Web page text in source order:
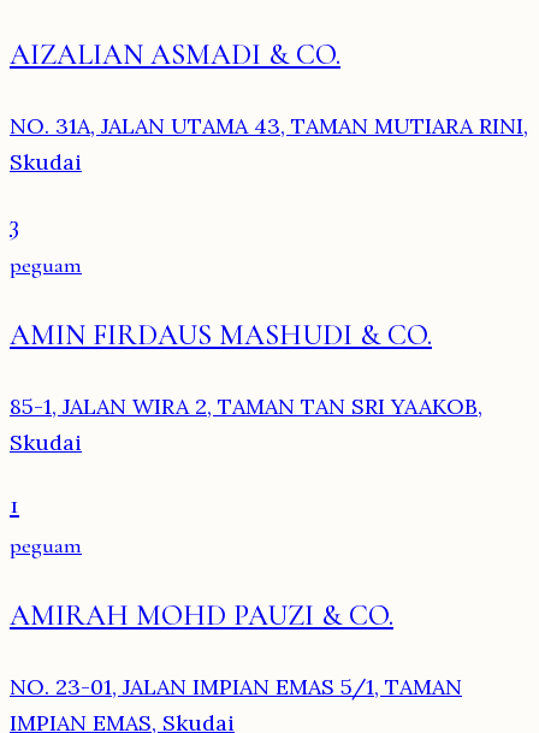
AIZALIAN ASMADI & CO.
NO. 31A, JALAN UTAMA 43, TAMAN MUTIARA RINI,
Skudai
3
peguam
AMIN FIRDAUS MASHUDI & CO.
85-1, JALAN WIRA 2, TAMAN TAN SRI YAAKOB,
Skudai
1
peguam
AMIRAH MOHD PAUZI & CO.
NO. 23-01, JALAN IMPIAN EMAS 5/1, TAMAN
IMPIAN EMAS, Skudai